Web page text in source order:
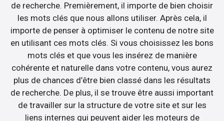
de recherche. Premièrement, il importe de bien choisir
les mots clés que nous allons utiliser. Après cela, il
importe de penser à optimiser le contenu de notre site
en utilisant ces mots clés. Si vous choisissez les bons
mots clés et que vous les insérez de manière
cohérente et naturelle dans votre contenu, vous aurez
plus de chances d’être bien classé dans les résultats
de recherche. De plus, il se trouve être aussi important
de travailler sur la structure de votre site et sur les
liens internes qui peuvent aider les moteurs de